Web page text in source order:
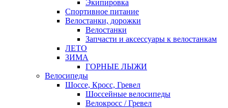
Экипировка
Спортивное питание
Велостанки, дорожки
Велостанки
Запчасти и аксессуары к велостанкам
ЛЕТО
ЗИМА
ГОРНЫЕ ЛЫЖИ
Велосипеды
Шоссе, Кросс, Гревел
Шоссейные велосипеды
Велокросс / Гревел